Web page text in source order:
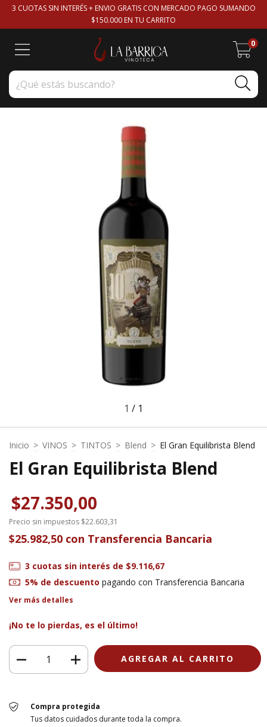
3 CUOTAS SIN INTERÉS + ENVIO GRATIS CON MERCADO PAGO SUMANDO
$150.000 EN TU CARRITO
0
1 / 1
Inicio > VINOS > TINTOS > Blend > El Gran Equilibrista Blend
El Gran Equilibrista Blend
$27.350,00
Precio sin impuestos $22.603,31
$25.982,50 con Transferencia Bancaria
3 cuotas sin interés de $9.116,67
5% de descuento pagando con Transferencia Bancaria
Ver más detalles
¡No te lo pierdas, es el último!
Compra protegida
Tus datos cuidados durante toda la compra.